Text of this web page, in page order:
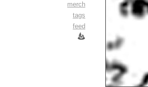
merch
tags
feed